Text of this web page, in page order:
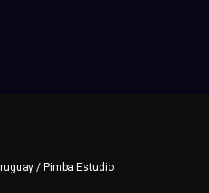
/ Pimba Estudio